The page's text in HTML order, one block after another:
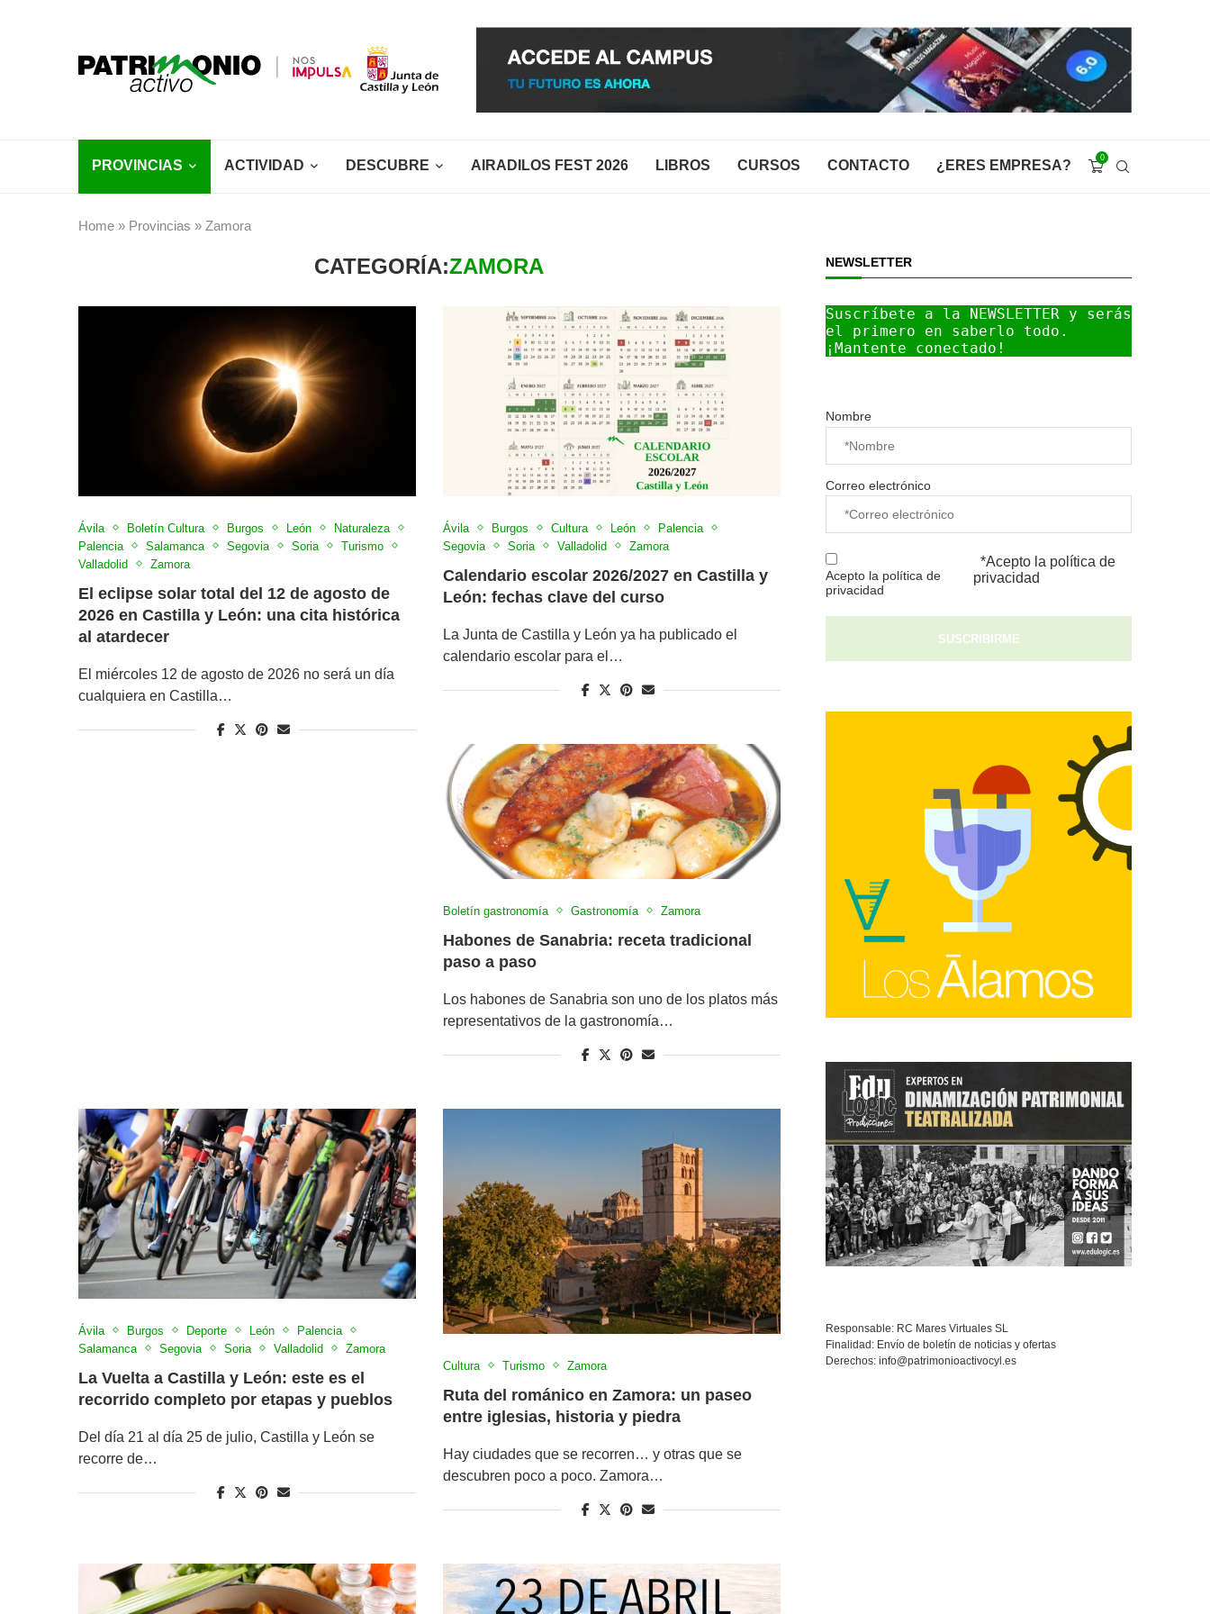
PROVINCIAS ACTIVIDAD DESCUBRE AIRADILOS FEST 2026 LIBROS CURSOS CONTACTO ¿ERES EMPRESA? 0
Home » Provincias » Zamora
CATEGORÍA:ZAMORA
Ávila Boletín Cultura Burgos León
Naturaleza
Palencia
Salamanca Segovia Soria
Turismo
Valladolid
Zamora
El eclipse solar total del 12 de agosto de
2026 en Castilla y León: una cita histórica
al atardecer
El miércoles 12 de agosto de 2026 no será un día
cualquiera en Castilla…
Ávila Burgos Cultura León
Palencia
Segovia
Soria Valladolid Zamora
Calendario escolar 2026/2027 en Castilla y
León: fechas clave del curso
La Junta de Castilla y León ya ha publicado el
calendario escolar para el…
Boletín gastronomía Gastronomía Zamora
Habones de Sanabria: receta tradicional
paso a paso
Los habones de Sanabria son uno de los platos más
representativos de la gastronomía…
Ávila Burgos Deporte León
Palencia
Salamanca
Segovia Soria Valladolid Zamora
La Vuelta a Castilla y León: este es el
recorrido completo por etapas y pueblos
Del día 21 al día 25 de julio, Castilla y León se
recorre de…
Cultura Turismo Zamora
Ruta del románico en Zamora: un paseo
entre iglesias, historia y piedra
Hay ciudades que se recorren… y otras que se
descubren poco a poco. Zamora…
NEWSLETTER
Suscríbete a la NEWSLETTER y serás
el primero en saberlo todo.
¡Mantente conectado!
Nombre
Correo electrónico
Acepto la política de
privacidad
*Acepto la política de
privacidad
Responsable: RC Mares Virtuales SL
Finalidad: Envío de boletín de noticias y ofertas
Derechos: info@patrimonioactivocyl.es